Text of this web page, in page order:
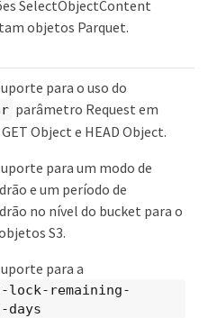
SelectObjectContent
objetos Parquet.
para o uso do
parâmetro Request em
Object e HEAD Object.
para um modo de
e um período de
no nível do bucket para o
S3.
para a
lock-remaining-
days